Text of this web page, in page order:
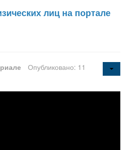
лиц на портале
Опубликовано: 11